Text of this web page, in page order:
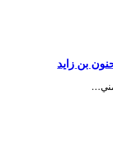
بن زايد